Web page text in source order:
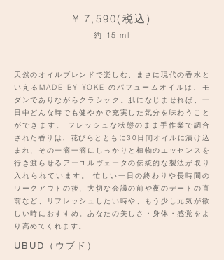
¥ 7,590(税込)
約 15 ml
天然のオイルブレンドで楽しむ、まさに現代の香水と
いえるMADE BY YOKE のパフュームオイルは、モ
ダンでありながらクラシック。肌になじませれば、一
日中どんな時でも健やかで充実した気分を味わうこと
ができます。 フレッシュな状態のまま手作業で調合
された香りは、花びらとともに30日間オイルに漬け込
まれ、その一滴一滴にしっかりと植物のエッセンスを
行き渡らせるアーユルヴェータの伝統的な製法が取り
入れられています。 忙しい一日の終わりや長時間の
ワークアウトの後、大切な会議の前や夜のデートの直
前など、リフレッシュしたい時や、もう少し元気が欲
しい時におすすめ。あなたの美しさ・身体・感覚をよ
り高めてくれます。
UBUD（ウブド）